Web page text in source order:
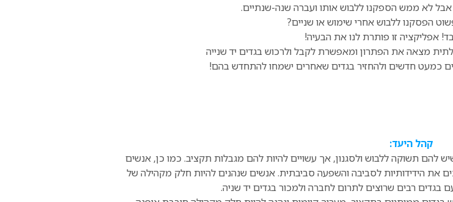
לא ממש הספקנו ללבוש אותו ועברה שנה-שנתיים.
הפסקנו ללבוש אחרי שימוש או שניים?
אפליקציה זו פותרת לנו את הבעיה!
כמעט חדשים ולהחזיר בגדים שאחרים ישמחו להתחדש בהם!
קהל היעד:
להם תשוקה ללבוש ולסגנון, אך עשויים להיות להם מגבלות תקציב. כמו כן, אנשים
את הידידותיות לסביבה והשפעה סביבתית. אנשים שנהנים להיות חלק מקהילה של
בגדים רבים שרוצים לתרום לחברה ולמכור בגדים יד שניה.